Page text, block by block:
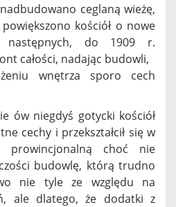
ceglaną wieżę,
kościół o nowe
do 1909 r.
całości, nadając budowli,
wnętrza sporo cech
ów niegdyś gotycki kościół
cechy i przekształcił się w
choć nie
budowlę, którą trudno
nie tyle ze względu na
ale dlatego, że dodatki z